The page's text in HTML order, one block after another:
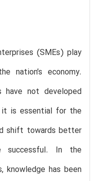
(SMEs) play
nation’s economy.
have not developed
is essential for the
shift towards better
successful. In the
knowledge has been